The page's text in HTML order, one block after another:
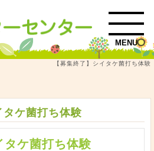
MENU
【募集終了】シイタケ菌打ち体験
タケ菌打ち体験
タケ菌打ち体験